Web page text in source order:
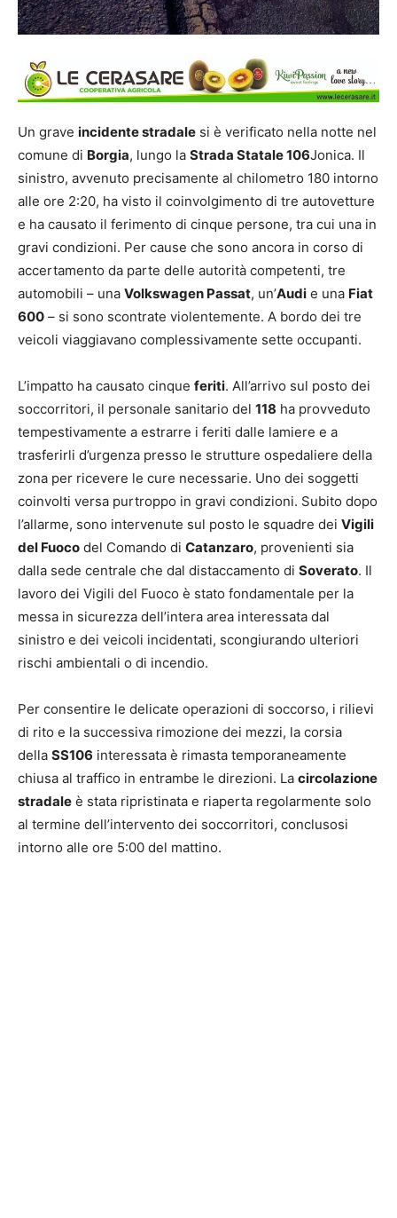
Un grave incidente stradale si è verificato nella notte nel
comune di Borgia, lungo la Strada Statale 106Jonica. Il
sinistro, avvenuto precisamente al chilometro 180 intorno
alle ore 2:20, ha visto il coinvolgimento di tre autovetture
e ha causato il ferimento di cinque persone, tra cui una in
gravi condizioni. Per cause che sono ancora in corso di
accertamento da parte delle autorità competenti, tre
automobili – una Volkswagen Passat, un’Audi e una Fiat
600 – si sono scontrate violentemente. A bordo dei tre
veicoli viaggiavano complessivamente sette occupanti.
L’impatto ha causato cinque feriti. All’arrivo sul posto dei
soccorritori, il personale sanitario del 118 ha provveduto
tempestivamente a estrarre i feriti dalle lamiere e a
trasferirli d’urgenza presso le strutture ospedaliere della
zona per ricevere le cure necessarie. Uno dei soggetti
coinvolti versa purtroppo in gravi condizioni. Subito dopo
l’allarme, sono intervenute sul posto le squadre dei Vigili
del Fuoco del Comando di Catanzaro, provenienti sia
dalla sede centrale che dal distaccamento di Soverato. Il
lavoro dei Vigili del Fuoco è stato fondamentale per la
messa in sicurezza dell’intera area interessata dal
sinistro e dei veicoli incidentati, scongiurando ulteriori
rischi ambientali o di incendio.
Per consentire le delicate operazioni di soccorso, i rilievi
di rito e la successiva rimozione dei mezzi, la corsia
della SS106 interessata è rimasta temporaneamente
chiusa al traffico in entrambe le direzioni. La circolazione
stradale è stata ripristinata e riaperta regolarmente solo
al termine dell’intervento dei soccorritori, conclusosi
intorno alle ore 5:00 del mattino.